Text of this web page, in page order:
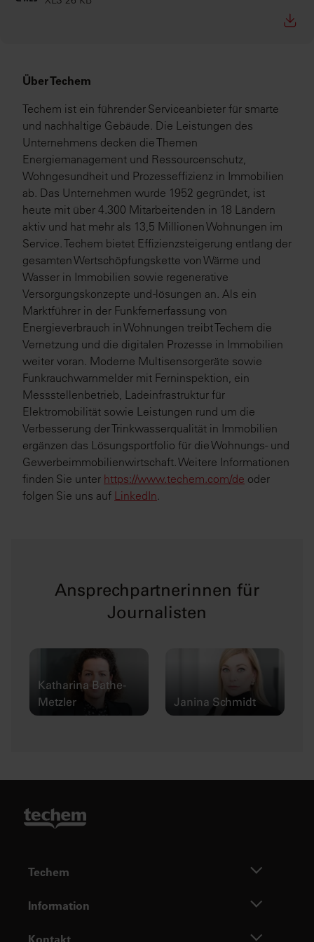
Über Techem
Techem ist ein führender Serviceanbieter für smarte
und nachhaltige Gebäude. Die Leistungen des
Unternehmens decken die Themen
Energiemanagement und Ressourcenschutz,
Wohngesundheit und Prozesseffizienz in Immobilien
ab. Das Unternehmen wurde 1952 gegründet, ist
heute mit über 4.300 Mitarbeitenden in 18 Ländern
aktiv und hat mehr als 13,5 Millionen Wohnungen im
Service. Techem bietet Effizienzsteigerung entlang der
gesamten Wertschöpfungskette von Wärme und
Wasser in Immobilien sowie regenerative
Versorgungskonzepte und -lösungen an. Als ein
Marktführer in der Funkfernerfassung von
Energieverbrauch in Wohnungen treibt Techem die
Vernetzung und die digitalen Prozesse in Immobilien
weiter voran. Moderne Multisensorgeräte sowie
Funkrauchwarnmelder mit Ferninspektion, ein
Messstellenbetrieb, Ladeinfrastruktur für
Elektromobilität sowie Leistungen rund um die
Verbesserung der Trinkwasserqualität in Immobilien
ergänzen das Lösungsportfolio für die Wohnungs- und
Gewerbeimmobilienwirtschaft. Weitere Informationen
finden Sie unter https://www.techem.com/de oder
folgen Sie uns auf LinkedIn
Ansprechpartnerinnen für
Journalisten
Katharina Bathe-
Metzler
Janina Schmidt
Techem
Information
Kontakt